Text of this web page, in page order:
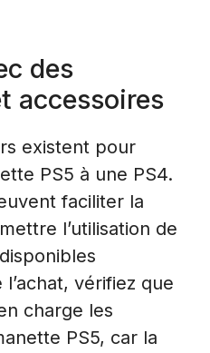
des
accessoires
existent pour
PS5 à une PS4.
faciliter la
l’utilisation de
vérifiez que
charge les
PS5, car la